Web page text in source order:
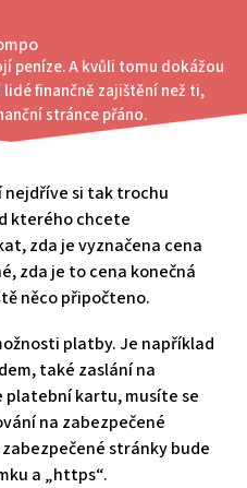
peníze. A kvůli tomu dokážou
finančně zajištění než ti,
stránce přáno.
nejdříve si tak trochu
kterého chcete
zda je vyznačena cena
zda je to cena konečná
něco připočteno.
platby. Je například
také zaslání na
platební kartu, musíte se
na zabezpečené
stránky bude
a „https“.